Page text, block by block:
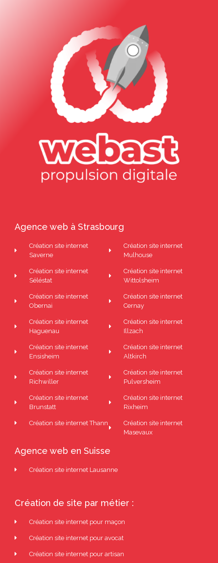
Agence web à Strasbourg
Création site internet
Saverne
Création site internet
Séléstat
Création site internet
Obernai
Création site internet
Haguenau
Création site internet
Ensisheim
Création site internet
Richwiller
Création site internet
Brunstatt
Création site internet Thann
Création site internet
Mulhouse
Création site internet
Wittolsheim
Création site internet
Cernay
Création site internet
Illzach
Création site internet
Altkirch
Création site internet
Pulversheim
Création site internet
Rixheim
Création site internet
Masevaux
Agence web en Suisse
Création site internet Lausanne
Création de site par métier :
Création site internet pour maçon
Création site internet pour avocat
Création site internet pour artisan